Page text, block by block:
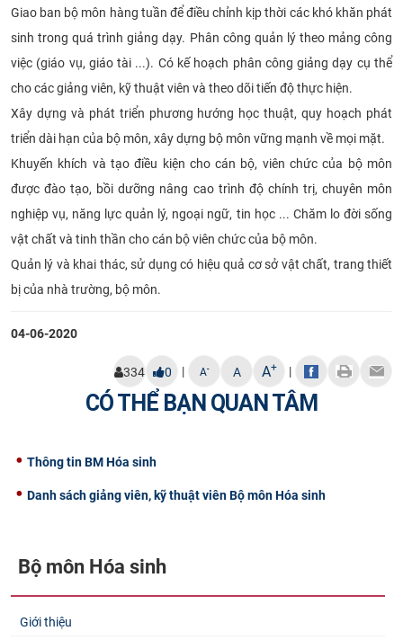
Giao ban bộ môn hàng tuần để điều chỉnh kịp thời các khó khăn phát
sinh trong quá trình giảng dạy. Phân công quản lý theo mảng công
việc (giáo vụ, giáo tài ...). Có kế hoạch phân công giảng dạy cụ thể
cho các giảng viên, kỹ thuật viên và theo dõi tiến độ thực hiện.
Xây dựng và phát triển phương hướng học thuật, quy hoạch phát
triển dài hạn của bộ môn, xây dựng bộ môn vững mạnh về mọi mặt.
Khuyến khích và tạo điều kiện cho cán bộ, viên chức của bộ môn
được đào tạo, bồi dưỡng nâng cao trình độ chính trị, chuyên môn
nghiệp vụ, năng lực quản lý, ngoại ngữ, tin học ... Chăm lo đời sống
vật chất và tinh thần cho cán bộ viên chức của bộ môn.
Quản lý và khai thác, sử dụng có hiệu quả cơ sở vật chất, trang thiết
bị của nhà trường, bộ môn.
04-06-2020
334 0 | A- A A+ |
CÓ THỂ BẠN QUAN TÂM
Thông tin BM Hóa sinh
Danh sách giảng viên, kỹ thuật viên Bộ môn Hóa sinh
Bộ môn Hóa sinh
Giới thiệu